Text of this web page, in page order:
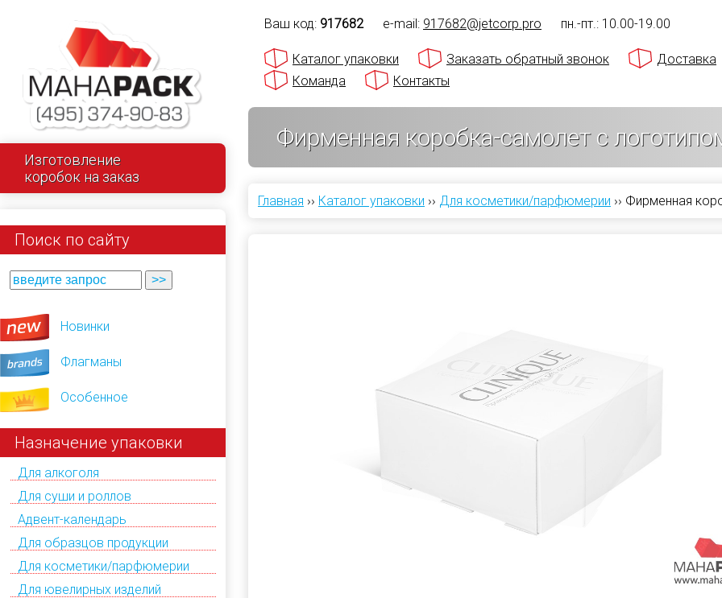
Изготовление
коробок на заказ
Поиск по сайту
Новинки
Флагманы
Особенное
Назначение упаковки
Для алкоголя
Для суши и роллов
Адвент-календарь
Для образцов продукции
Для косметики/парфюмерии
Для ювелирных изделий
Ваш код: 917682 e-mail: 917682@jetcorp.pro пн.-пт.: 10.00-19.00
Каталог упаковки Заказать обратный звонок Доставка
Команда
Контакты
Фирменная коробка-самолет с
Главная ›› Каталог упаковки ›› Для косметики/парфюмерии ›› Фирменная